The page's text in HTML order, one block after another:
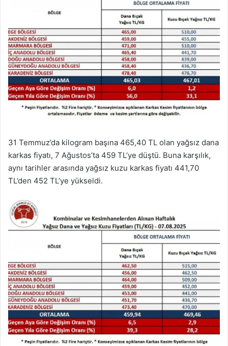
31 Temmuz’da kilogram başına 465,40 TL olan yağsız dana
karkas fiyatı, 7 Ağustos’ta 459 TL’ye düştü. Buna karşılık,
aynı tarihler arasında yağsız kuzu karkas fiyatı 441,70
TL’den 452 TL’ye yükseldi.